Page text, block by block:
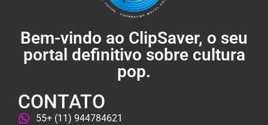
Bem-vindo ao ClipSaver, o seu
portal definitivo sobre cultura
pop.
CONTATO
55+ (11) 944784621